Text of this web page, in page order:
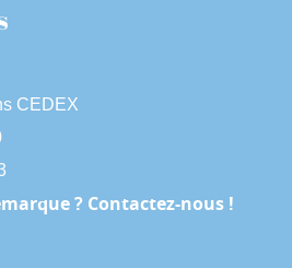
CEDEX
? Contactez-nous !